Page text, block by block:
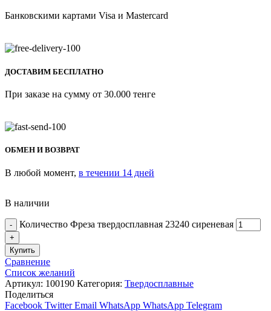
Банковскими картами Visa и Mastercard
ДОСТАВИМ БЕСПЛАТНО
При заказе на сумму от 30.000 тенге
ОБМЕН И ВОЗВРАТ
В любой момент, в течении 14 дней
В наличии
Количество Фреза твердосплавная 23240 сиреневая
Купить
Сравнение
Список желаний
Артикул: 100190 Категория: Твердосплавные
Поделиться
Facebook Twitter Email WhatsApp WhatsApp Telegram